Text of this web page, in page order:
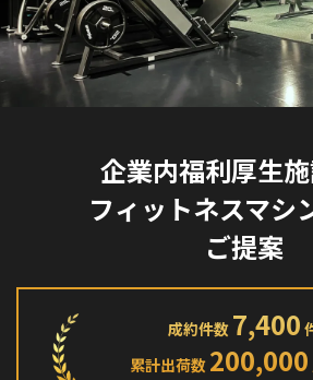
企業内福利厚生
フィットネスマシ
ご提案
成約件数 7,400
累計出荷数 200,000